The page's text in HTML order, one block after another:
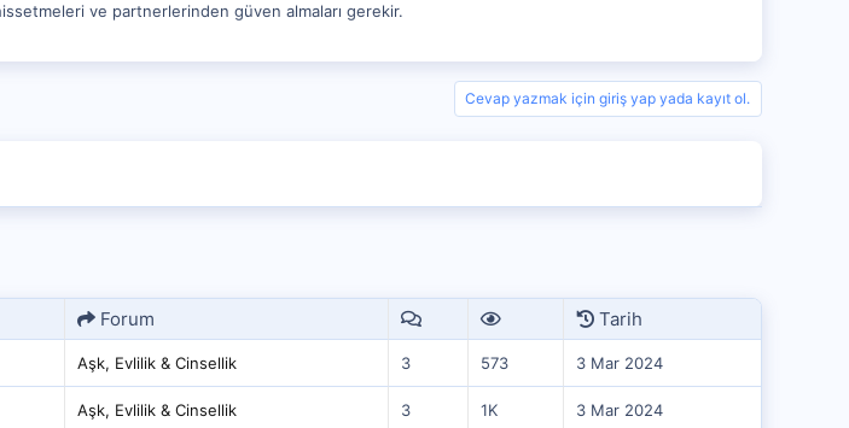
ve partnerlerinden güven almaları gerekir.
Cevap yazmak için giriş yap yada kayıt ol.
Forum Tarih
Aşk, Evlilik & Cinsellik 3 573 3 Mar 2024
Aşk, Evlilik & Cinsellik 3 1K 3 Mar 2024